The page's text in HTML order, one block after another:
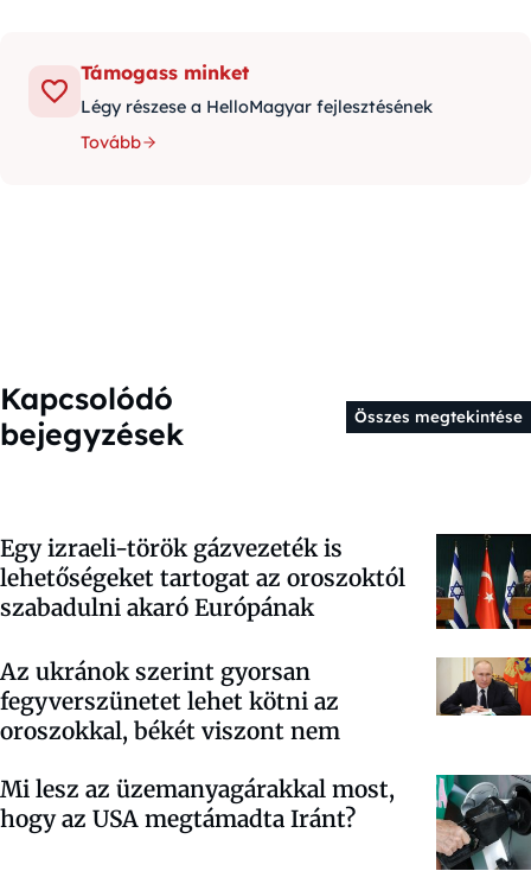
Támogass minket
Légy részese a HelloMagyar fejlesztésének
Tovább
Kapcsolódó
bejegyzések
Összes megtekintése
Egy izraeli-török gázvezeték is
lehetőségeket tartogat az oroszoktól
szabadulni akaró Európának
Az ukránok szerint gyorsan
fegyverszünetet lehet kötni az
oroszokkal, békét viszont nem
Mi lesz az üzemanyagárakkal most,
hogy az USA megtámadta Iránt?